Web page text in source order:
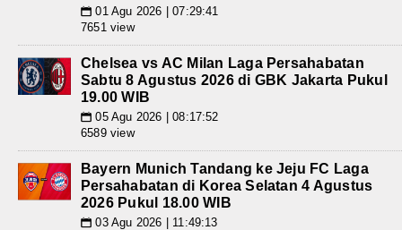
📅 01 Agu 2026 | 07:29:41
7651 view
Chelsea vs AC Milan Laga Persahabatan
Sabtu 8 Agustus 2026 di GBK Jakarta Pukul
19.00 WIB
📅 05 Agu 2026 | 08:17:52
6589 view
Bayern Munich Tandang ke Jeju FC Laga
Persahabatan di Korea Selatan 4 Agustus
2026 Pukul 18.00 WIB
📅 03 Agu 2026 | 11:49:13